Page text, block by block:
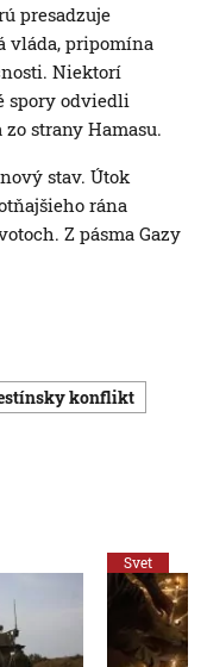
presadzuje
vláda, pripomína
Niektorí
spory odviedli
strany Hamasu.
stav. Útok
rána
Z pásma Gazy
konflikt
Svet